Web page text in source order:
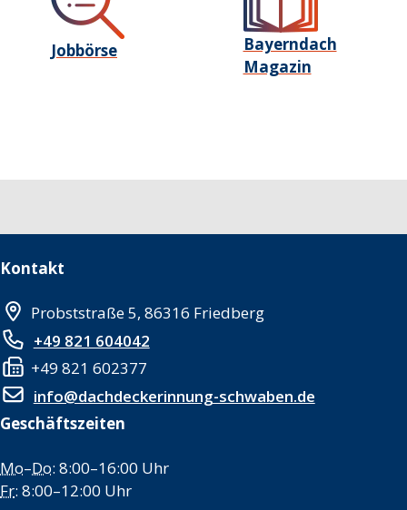
Jobbörse
Bayerndach
Magazin
Kontakt
Probststraße 5, 86316 Friedberg
+49 821 604042
+49 821 602377
info@dachdeckerinnung-schwaben.de
Geschäftszeiten
Mo–Do: 8:00–16:00 Uhr
Fr: 8:00–12:00 Uhr